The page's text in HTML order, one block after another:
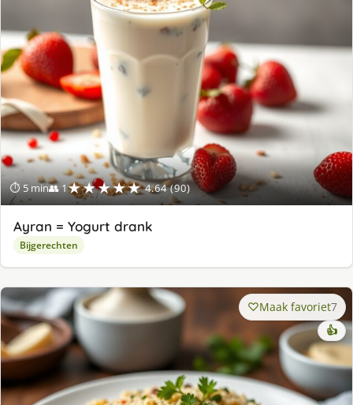
⏱ 5 min👥 1★★★★★ 4.64 (90)
Ayran = Yogurt drank
Bijgerechten
Maak favoriet7
👍